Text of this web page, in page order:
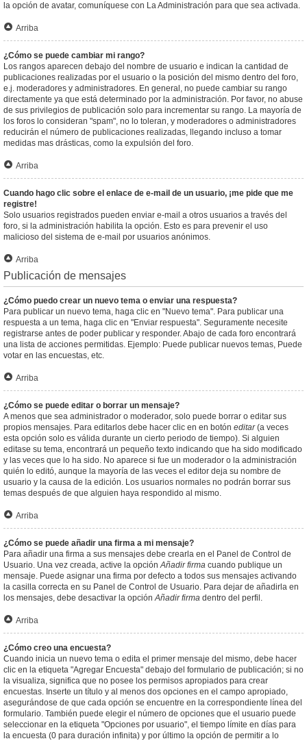
la opción de avatar, comuníquese con La Administración para que sea activada.
Arriba
¿Cómo se puede cambiar mi rango?
Los rangos aparecen debajo del nombre de usuario e indican la cantidad de
publicaciones realizadas por el usuario o la posición del mismo dentro del foro,
e.j. moderadores y administradores. En general, no puede cambiar su rango
directamente ya que está determinado por la administración. Por favor, no abuse
de sus privilegios de publicación solo para incrementar su rango. La mayoría de
los foros lo consideran "spam", no lo toleran, y moderadores o administradores
reducirán el número de publicaciones realizadas, llegando incluso a tomar
medidas mas drásticas, como la expulsión del foro.
Arriba
Cuando hago clic sobre el enlace de e-mail de un usuario, ¡me pide que me
registre!
Solo usuarios registrados pueden enviar e-mail a otros usuarios a través del
foro, si la administración habilita la opción. Esto es para prevenir el uso
malicioso del sistema de e-mail por usuarios anónimos.
Arriba
Publicación de mensajes
¿Cómo puedo crear un nuevo tema o enviar una respuesta?
Para publicar un nuevo tema, haga clic en "Nuevo tema". Para publicar una
respuesta a un tema, haga clic en "Enviar respuesta". Seguramente necesite
registrarse antes de poder publicar y responder. Abajo de cada foro encontrará
una lista de acciones permitidas. Ejemplo: Puede publicar nuevos temas, Puede
votar en las encuestas, etc.
Arriba
¿Cómo se puede editar o borrar un mensaje?
A menos que sea administrador o moderador, solo puede borrar o editar sus
propios mensajes. Para editarlos debe hacer clic en en botón editar(a veces
esta opción solo es válida durante un cierto periodo de tiempo). Si alguien
editase su tema, encontrará un pequeño texto indicando que ha sido modificado
y las veces que lo ha sido. No aparece si fue un moderador o la administración
quién lo editó, aunque la mayoría de las veces el editor deja su nombre de
usuario y la causa de la edición. Los usuarios normales no podrán borrar sus
temas después de que alguien haya respondido al mismo.
Arriba
¿Cómo se puede añadir una firma a mi mensaje?
Para añadir una firma a sus mensajes debe crearla en el Panel de Control de
Usuario. Una vez creada, active la opciónAñadir firma cuando publique un
mensaje. Puede asignar una firma por defecto a todos sus mensajes activando
la casilla correcta en su Panel de Control de Usuario. Para dejar de añadirla en
los mensajes, debe desactivar la opciónAñadir firma dentro del perfil.
Arriba
¿Cómo creo una encuesta?
Cuando inicia un nuevo tema o edita el primer mensaje del mismo, debe hacer
clic en la etiqueta "Agregar Encuesta" debajo del formulario de publicación; si no
la visualiza, significa que no posee los permisos apropiados para crear
encuestas. Inserte un título y al menos dos opciones en el campo apropiado,
asegurándose de que cada opción se encuentre en la correspondiente línea del
formulario. También puede elegir el número de opciones que el usuario puede
seleccionar en la etiqueta "Opciones por usuario", el tiempo límite en días para
la encuesta (0 para duración infinita) y por último la opción de permitir a lo